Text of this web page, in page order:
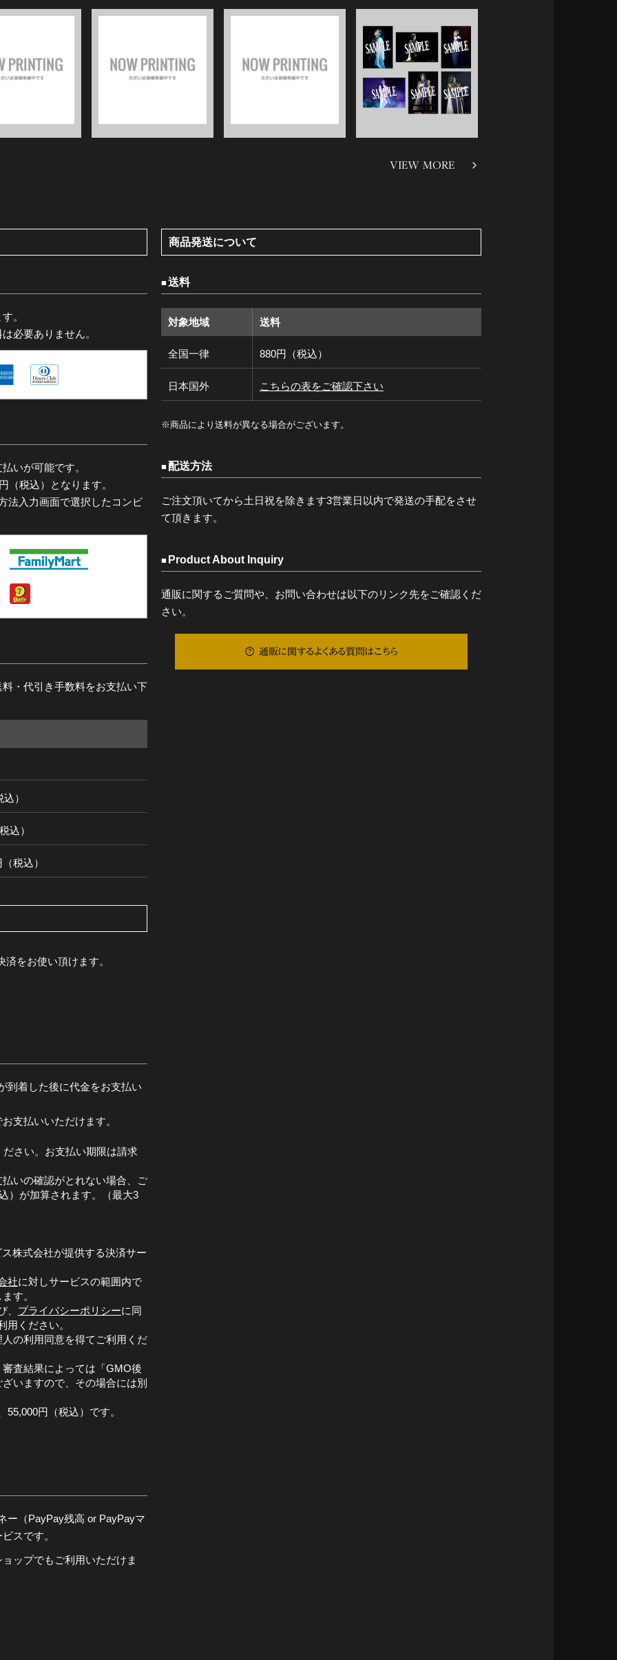
VIEW MORE
。
必要ありません。
いが可能です。
（税込）となります。
法入力画面で選択したコンビ
・代引き手数料をお支払い下
）
込）
税込）
をお使い頂けます。
到着した後に代金をお支払い
支払いいただけます。
さい。お支払い期限は請求
いの確認がとれない場合、ご
）が加算されます。（最大3
株式会社が提供する決済サー
社に対しサービスの範囲内で
す。
、 プライバシーポリシーに同
ください。
の利用同意を得てご利用くだ
査結果によっては「GMO後
いますので、その場合には別
円（税込）です。
ー（PayPay残高 or PayPayマ
スです。
ップでもご利用いただけま
商品発送について
送料
対象地域 送料
全国一律 880円（税込）
日本国外 こちらの表をご確認下さい
※商品により送料が異なる場合がございます。
配送方法
ご注文頂いてから土日祝を除きます3営業日以内で発送の手配をさせ
て頂きます。
Product About Inquiry
通販に関するご質問や、お問い合わせは以下のリンク先をご確認くだ
さい。
通販に関するよくある質問はこちら